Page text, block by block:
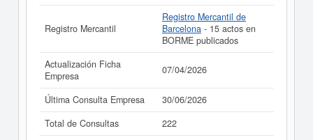
Registro Mercantil
Registro Mercantil de
Barcelona - 15 actos en
BORME publicados
Actualización Ficha
Empresa
07/04/2026
Última Consulta Empresa
30/06/2026
Total de Consultas
222